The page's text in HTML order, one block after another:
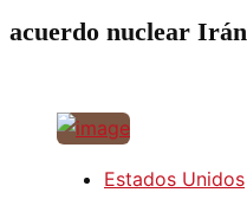
acuerdo nuclear Irán
Estados Unidos